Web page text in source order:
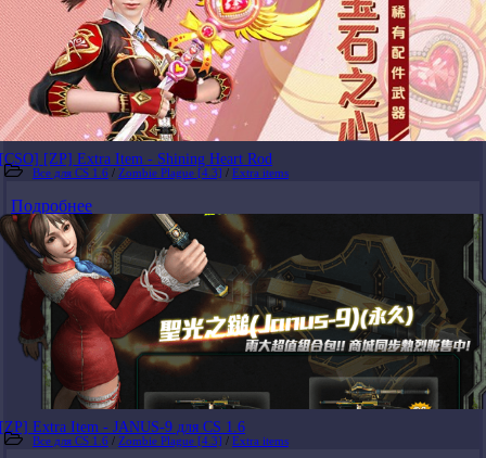
[CSO] [ZP] Extra Item - Shining Heart Rod
Все для CS 1.6 / Zombie Plague [4.3] / Extra items
Подробнее
[ZP] Extra Item - JANUS-9 для CS 1.6
Все для CS 1.6 / Zombie Plague [4.3] / Extra items